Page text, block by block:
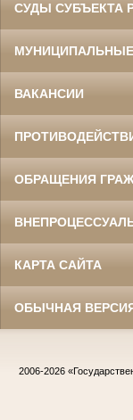
СУДЫ СУБЪЕКТА
ВАКАНСИИ
ОБРАЩЕНИЯ
КАРТА САЙТА
ОБЫЧНАЯ
2006-2026